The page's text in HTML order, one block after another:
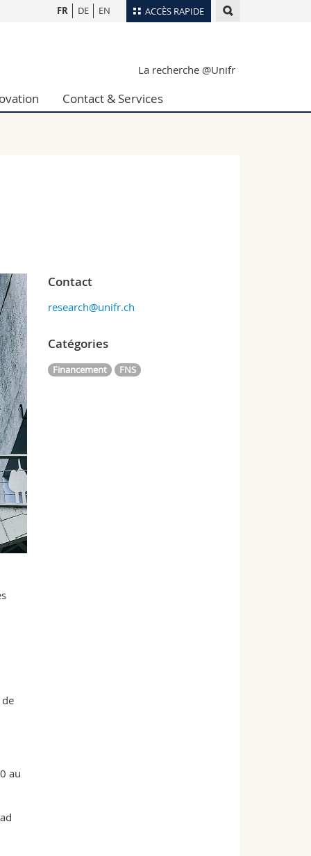
ACCÈS RAPIDE
Plan d'accès
Webmail
FR DE EN
La recherche @Unifr
Contact & Services
au
Contact
research@unifr.ch
Catégories
Financement FNS